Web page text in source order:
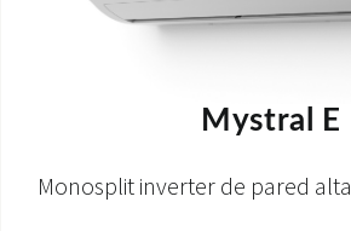
Mystral E
Monosplit inverter de pared alta